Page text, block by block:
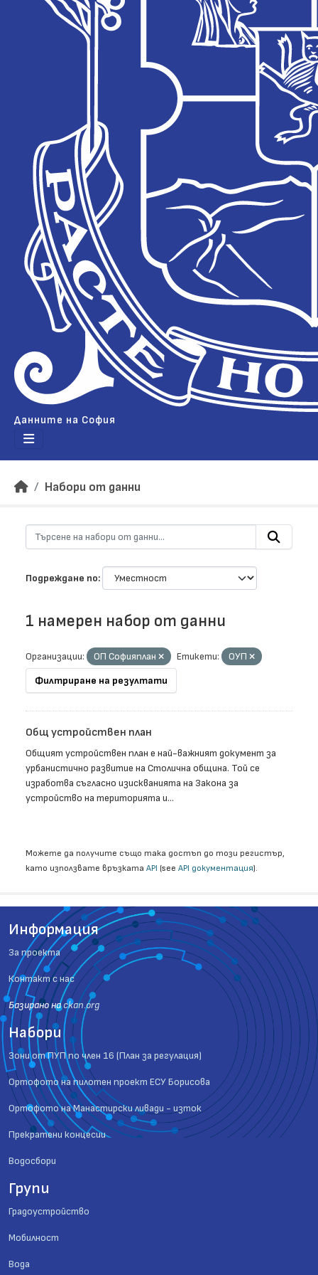
Данните на София
Набори от данни
Подреждане по
1 намерен набор от данни
Организации: ОП Софияплан Етикети:
ОУП
Филтриране на резултати
Общ устройствен план
Общият устройствен план е най-важният документ за
урбанистично развитие на Столична община. Той се
изработва съгласно изискванията на Закона за
устройство на територията и...
Можете да получите също така достъп до този регистър,
като използвате връзката API (see API документация).
Информация
За проекта
Контакт с нас
Базиранo наckan.org
Набори
Зони от ПУП по член 16 (План за регулация)
Ортофото на пилотен проект ЕСУ Борисова
Ортофото на Манастирски ливади - изток
Прекратени концесии
Водосбори
Групи
Градоустройство
Мобилност
Вода